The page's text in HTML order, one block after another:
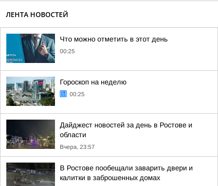
ЛЕНТА НОВОСТЕЙ
Что можно отметить в этот день
00:25
Гороскоп на неделю
00:25
Дайджест новостей за день в Ростове и
области
Вчера, 23:57
В Ростове пообещали заварить двери и
калитки в заброшенных домах